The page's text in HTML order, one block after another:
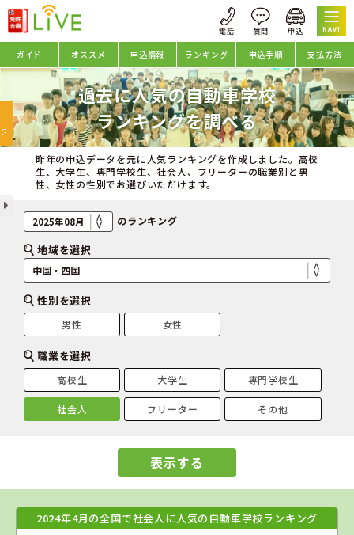
NAVI
ガイド オススメ 申込情報 ランキング 申込手順 支払方法
過去に人気の自動車学校
ランキングを調べる
昨年の申込データを元に人気ランキングを作成しました。高校
生、大学生、専門学校生、社会人、フリーターの職業別と男
性、女性の性別でお選びいただけます。
のランキング
地域を選択
性別を選択
男性 女性
職業を選択
高校生 大学生 専門学校生
社会人 フリーター その他
表示する
2024年4月の全国で社会人に人気の自動車学校ランキング